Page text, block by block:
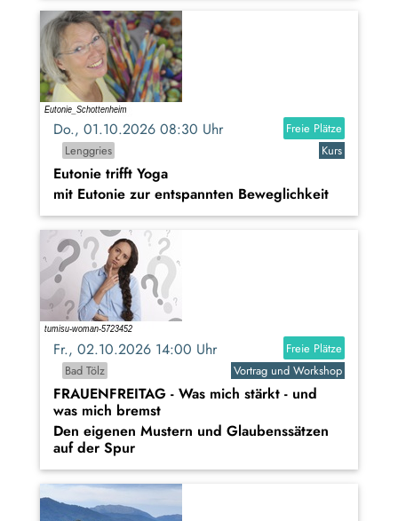
Do., 01.10.2026 08:30 Uhr
Freie Plätze
Lenggries
Kurs
Eutonie trifft Yoga
mit Eutonie zur entspannten Beweglichkeit
Fr., 02.10.2026 14:00 Uhr
Freie Plätze
Bad Tölz
Vortrag und Workshop
FRAUENFREITAG - Was mich stärkt - und
was mich bremst
Den eigenen Mustern und Glaubenssätzen
auf der Spur